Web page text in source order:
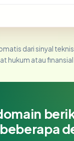
dari sinyal
hukum atau finansial.